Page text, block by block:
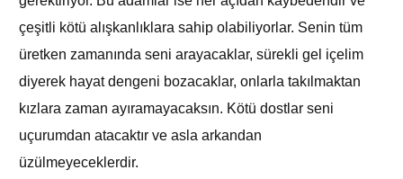
çeşitli kötü alışkanlıklara sahip olabiliyorlar. Senin tüm
üretken zamanında seni arayacaklar, sürekli gel içelim
diyerek hayat dengeni bozacaklar, onlarla takılmaktan
kızlara zaman ayıramayacaksın. Kötü dostlar seni
uçurumdan atacaktır ve asla arkandan
üzülmeyeceklerdir.